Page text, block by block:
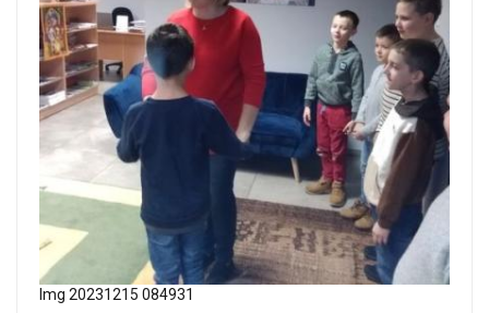
Img 20231215 084931